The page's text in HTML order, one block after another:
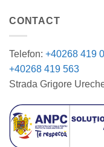
CONTACT
Telefon: +40268 419
+40268 419 563
Strada Grigore